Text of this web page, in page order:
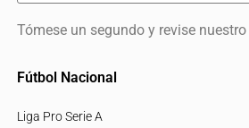
Tómese un segundo y revise nuestro
Fútbol Nacional
Liga Pro Serie A